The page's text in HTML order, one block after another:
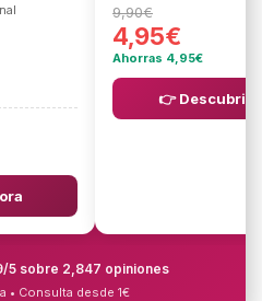
9,90€
4,95€
Ahorras 4,95€
👉 Descubrir
5 sobre 2,847 opiniones
• Consulta desde 1€